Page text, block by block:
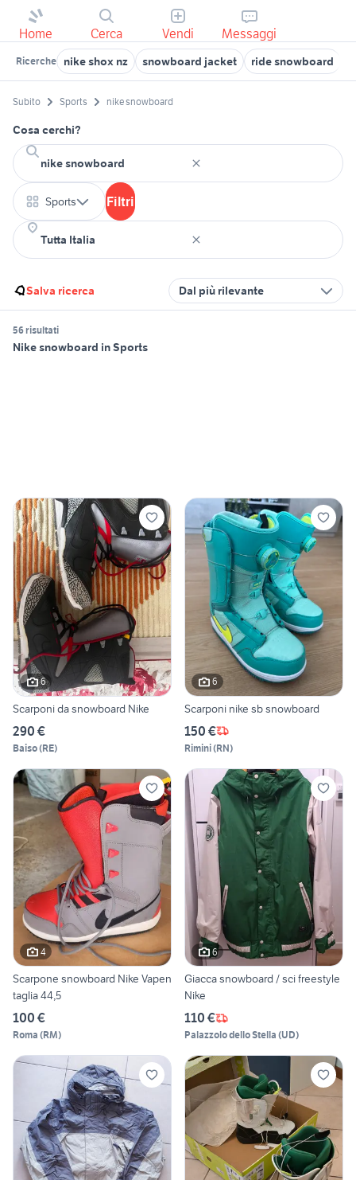
Home Cerca Vendi Messaggi
Ricerche nike shox nz snowboard jacket ride snowboard
Subito Sports nike snowboard
Cosa cerchi?
Sports Filtri
Salva ricerca Dal più rilevante
56 risultati
Nike snowboard in Sports
6
Scarponi da snowboard Nike
290 €
Baiso(RE)
6
Scarponi nike sb snowboard
150 €
Rimini(RN)
4
Scarpone snowboard Nike Vapen
taglia 44,5
100 €
Roma (RM)
6
Giacca snowboard / sci freestyle
Nike
110 €
Palazzolo dello Stella (UD)